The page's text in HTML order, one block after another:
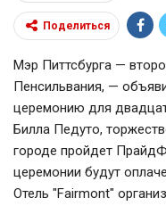
Поделиться
Мэр Питтсбурга —
Пенсильвания, —
церемонию для
Билла Педуто,
городе пройдет
церемонии будут
Отель "Fairmont"